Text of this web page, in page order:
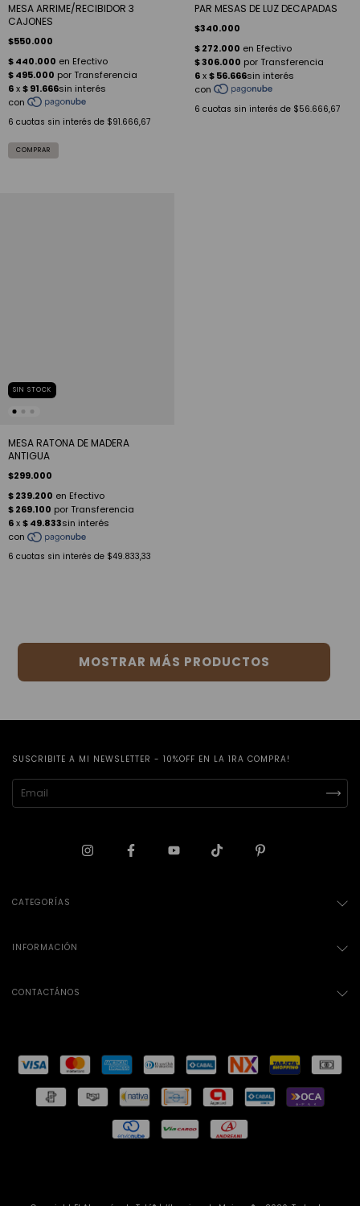
MESA ARRIME/RECIBIDOR 3
CAJONES
$550.000
6 cuotas sin interés de $91.666,67
PAR MESAS DE LUZ DECAPADAS
$340.000
6 cuotas sin interés de $56.666,67
SIN STOCK
MESA RATONA DE MADERA
ANTIGUA
$299.000
6 cuotas sin interés de $49.833,33
MOSTRAR MÁS PRODUCTOS
SUSCRIBITE A MI NEWSLETTER - 10%OFF EN LA 1RA COMPRA!
CATEGORÍAS
INFORMACIÓN
CONTACTÁNOS